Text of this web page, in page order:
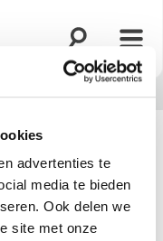
advertenties te
media te bieden
Ook delen we
site met onze
Zoekfunctie